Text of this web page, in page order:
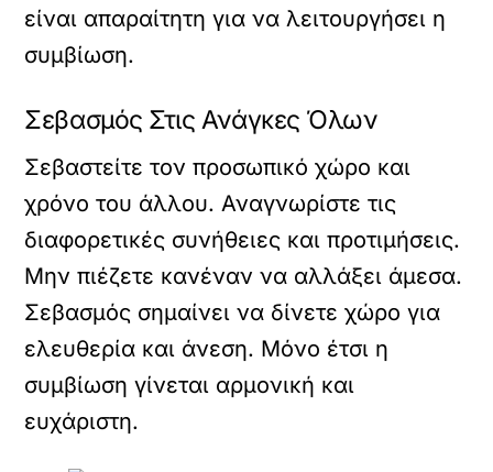
είναι απαραίτητη για να λειτουργήσει η
συμβίωση.
Σεβασμός Στις Ανάγκες Όλων
Σεβαστείτε τον προσωπικό χώρο και
χρόνο του άλλου. Αναγνωρίστε τις
διαφορετικές συνήθειες και προτιμήσεις.
Μην πιέζετε κανέναν να αλλάξει άμεσα.
Σεβασμός σημαίνει να δίνετε χώρο για
ελευθερία και άνεση. Μόνο έτσι η
συμβίωση γίνεται αρμονική και
ευχάριστη.